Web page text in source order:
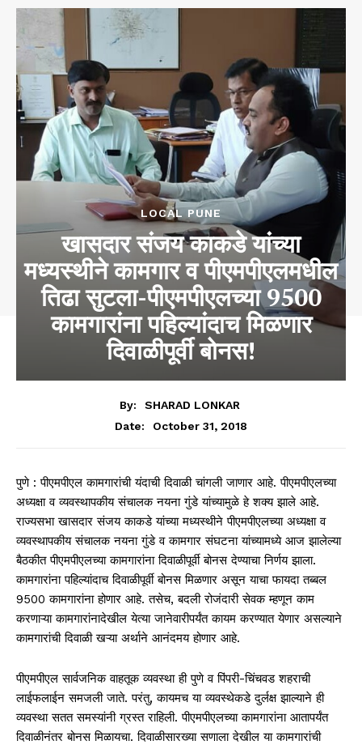
LOCAL PUNE
खासदार संजय काकडे यांच्या
मध्यस्थीने कामगार व पीएमपीएलमधील
तिढा सुटला-पीएमपीएलच्या 9500
कामगारांना पहिल्यांदाच मिळणार
दिवाळीपूर्वी बोनस!
By:
SHARAD LONKAR
Date:
October 31, 2018
पुणे : पीएमपीएल कामगारांची यंदाची दिवाळी चांगली जाणार आहे. पीएमपीएलच्या
अध्यक्षा व व्यवस्थापकीय संचालक नयना गुंडे यांच्यामुळे हे शक्य झाले आहे.
राज्यसभा खासदार संजय काकडे यांच्या मध्यस्थीने पीएमपीएलच्या अध्यक्षा व
व्यवस्थापकीय संचालक नयना गुंडे व कामगार संघटना यांच्यामध्ये आज झालेल्या
बैठकीत पीएमपीएलच्या कामगारांना दिवाळीपूर्वी बोनस देण्याचा निर्णय झाला.
कामगारांना पहिल्यांदाच दिवाळीपूर्वी बोनस मिळणार असून याचा फायदा तब्बल
9500 कामगारांना होणार आहे. तसेच, बदली रोजंदारी सेवक म्हणून काम
करणाऱ्या कामगारांनादेखील येत्या जानेवारीपर्यंत कायम करण्यात येणार असल्याने
कामगारांची दिवाळी खऱ्या अर्थाने आनंदमय होणार आहे.
पीएमपीएल सार्वजनिक वाहतूक व्यवस्था ही पुणे व पिंपरी-चिंचवड शहराची
लाईफलाईन समजली जाते. परंतु, कायमच या व्यवस्थेकडे दुर्लक्ष झाल्याने ही
व्यवस्था सतत समस्यांनी ग्रस्त राहिली. पीएमपीएलच्या कामगारांना आतापर्यंत
दिवाळीनंतर बोनस मिळायचा. दिवाळीसारख्या सणाला देखील या कामगारांची